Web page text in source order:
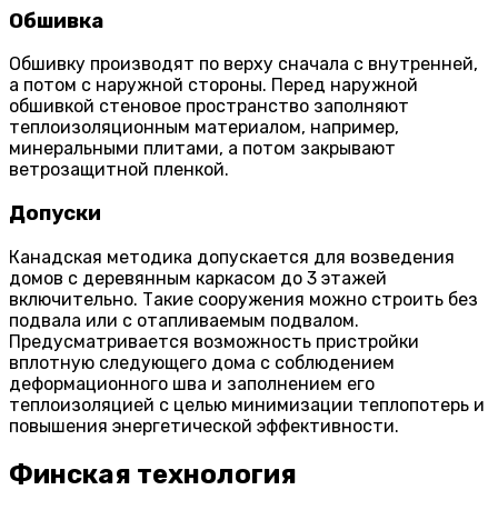
Обшивка
Обшивку производят по верху сначала с внутренней,
а потом с наружной стороны. Перед наружной
обшивкой стеновое пространство заполняют
теплоизоляционным материалом, например,
минеральными плитами, а потом закрывают
ветрозащитной пленкой.
Допуски
Канадская методика допускается для возведения
домов с деревянным каркасом до 3 этажей
включительно. Такие сооружения можно строить без
подвала или с отапливаемым подвалом.
Предусматривается возможность пристройки
вплотную следующего дома с соблюдением
деформационного шва и заполнением его
теплоизоляцией с целью минимизации теплопотерь и
повышения энергетической эффективности.
Финская технология